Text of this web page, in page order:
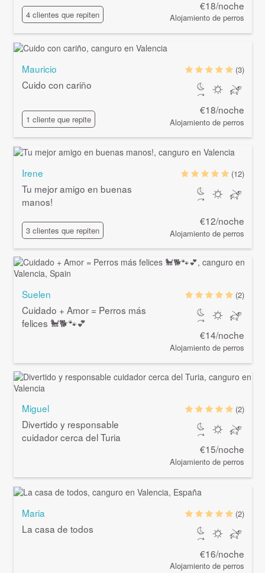
4 clientes que repiten
€18/noche
Alojamiento de perros
Mauricio
Cuido con cariño
1 cliente que repite
(3)
€18/noche
Alojamiento de perros
Irene
Tu mejor amigo en buenas
manos!
3 clientes que repiten
(12)
€12/noche
Alojamiento de perros
Suelen
Cuidado + Amor = Perros más
felices 🐩🐕🐾💕
(2)
€14/noche
Alojamiento de perros
Miguel
Divertido y responsable
cuidador cerca del Turia
(2)
€15/noche
Alojamiento de perros
Maria
La casa de todos
(2)
€16/noche
Alojamiento de perros